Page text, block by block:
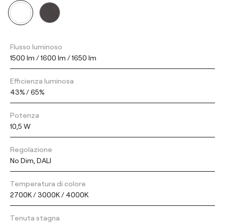
Flusso luminoso
1500 lm / 1600 lm / 1650 lm
Efficienza luminosa
43% / 65%
Potenza
10,5 W
Regolazione
No Dim, DALI
Temperatura di colore
2700K / 3000K / 4000K
Tenuta stagna